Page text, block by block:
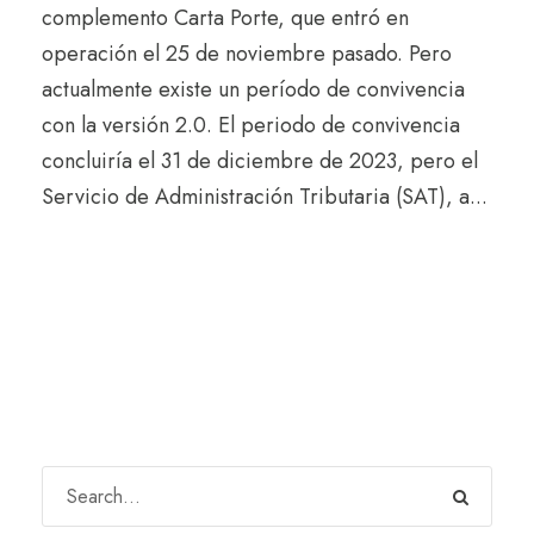
complemento Carta Porte, que entró en
operación el 25 de noviembre pasado. Pero
actualmente existe un período de convivencia
con la versión 2.0. El periodo de convivencia
concluiría el 31 de diciembre de 2023, pero el
Servicio de Administración Tributaria (SAT), a...